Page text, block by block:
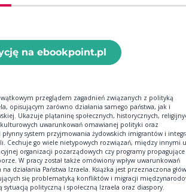
na ebookpoint.pl
przeglądem zagadnień związanych z polityką
opisującym zarówno działania samego państwa, jak i
Ukazuje plątaninę społecznych, historycznych,
uwarunkowań omawianej polityki oraz
system przyjmowania żydowskich imigrantów i
Cechuje go wiele nietypowych rozwiązań, między innymi
organizacji pozarządowych czy programy propagujące
W pracy został także omówiony wpływ uwarunkowań
działania Państwa Izraela. Książka jest przeznaczona
się problematyką konfliktów i migracji
sytuacją polityczną i społeczną Izraela oraz diaspory.